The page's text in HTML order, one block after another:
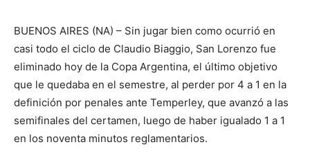
BUENOS AIRES (NA) – Sin jugar bien como ocurrió en
casi todo el ciclo de Claudio Biaggio, San Lorenzo fue
eliminado hoy de la Copa Argentina, el último objetivo
que le quedaba en el semestre, al perder por 4 a 1 en la
definición por penales ante Temperley, que avanzó a las
semifinales del certamen, luego de haber igualado 1 a 1
en los noventa minutos reglamentarios.